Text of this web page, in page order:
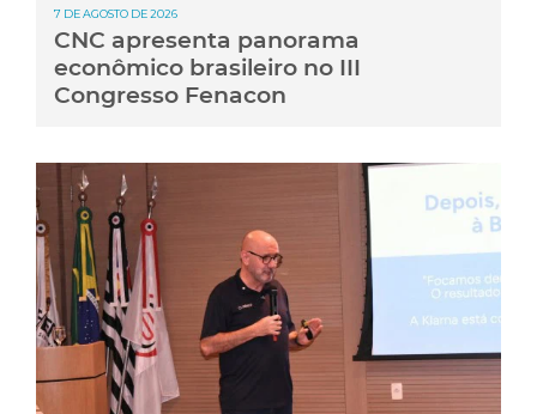
7 DE AGOSTO DE 2026
CNC apresenta panorama
econômico brasileiro no III
Congresso Fenacon